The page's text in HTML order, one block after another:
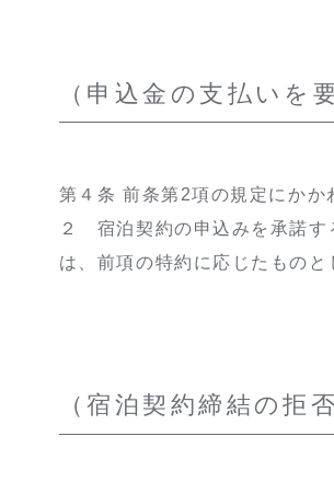
（申込金の支払いを
第４条 前条第2項の規定にかか
２ 宿泊契約の申込みを承諾す
は、前項の特約に応じたものと
（宿泊契約締結の拒否